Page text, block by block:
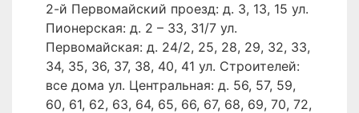
2-й Первомайский проезд: д. 3, 13, 15 ул.
Пионерская: д. 2 – 33, 31/7 ул.
Первомайская: д. 24/2, 25, 28, 29, 32, 33,
34, 35, 36, 37, 38, 40, 41 ул. Строителей:
все дома ул. Центральная: д. 56, 57, 59,
60, 61, 62, 63, 64, 65, 66, 67, 68, 69, 70, 72,